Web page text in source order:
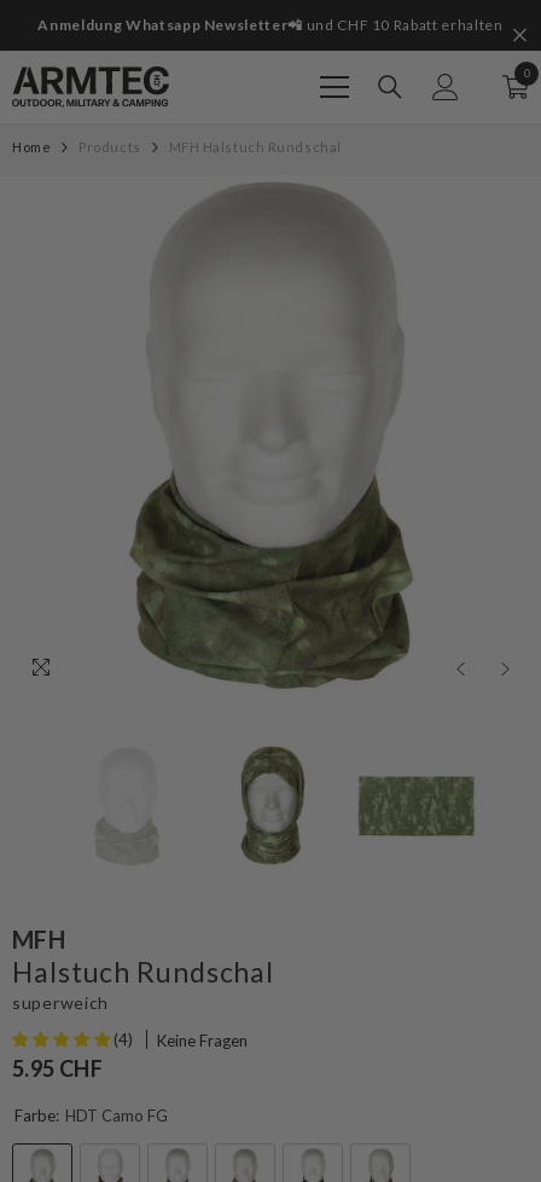
Anmeldung Whatsapp Newsletter📲 und CHF 10 Rabatt erhalten
00
Home Products MFH Halstuch Rundschal
MFH
Halstuch Rundschal
superweich
(4) Keine Fragen
5.95 CHF
Farbe: HDT Camo FG